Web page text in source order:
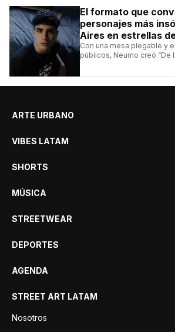
El formato que
personajes más
Aires en estrellas
Con una mesa plegable y
públicos, Neumo creó “De
ARTE URBANO
VIBES LATAM
SHORTS
MÚSICA
STREETWEAR
DEPORTES
AGENDA
STREET ART LATAM
Nosotros